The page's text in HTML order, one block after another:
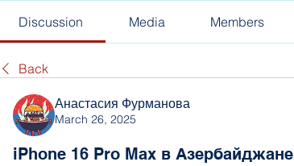
Discussion Media Members
Back
Анастасия Фурманова
March 26, 2025
iPhone 16 Pro Max в Азербайджане